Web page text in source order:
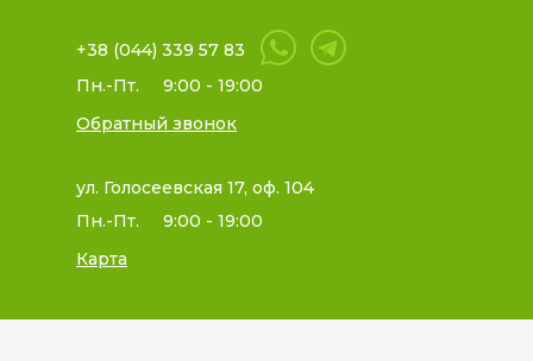
+38 (044) 339 57 83
Пн.-Пт.
9:00 - 19:00
Обратный звонок
ул. Голосеевская 17, оф. 104
Пн.-Пт.
9:00 - 19:00
Карта